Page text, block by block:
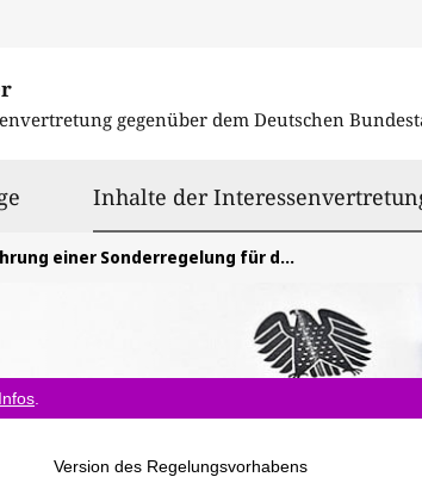
gegenüber dem Deutschen
Inhalte der
einer Sonderregelung für den Wohnungsbau
Infos
Version des Regelungsvorhabens